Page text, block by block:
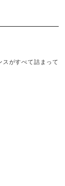
がすべて詰まって